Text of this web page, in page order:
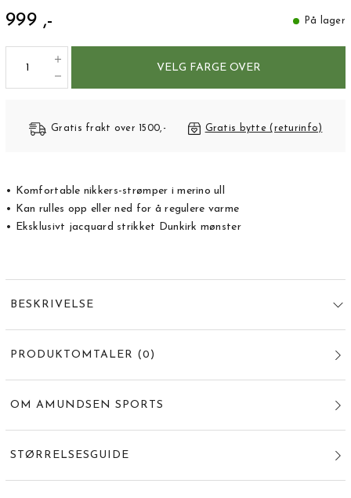
999 ,- På lager
VELG FARGE OVER
Gratis frakt over 1500,- Gratis bytte (returinfo)
• Komfortable nikkers-strømper i merino ull
• Kan rulles opp eller ned for å regulere varme
• Eksklusivt jacquard strikket Dunkirk mønster
BESKRIVELSE
PRODUKTOMTALER (0 )
OM AMUNDSEN SPORTS
STØRRELSESGUIDE